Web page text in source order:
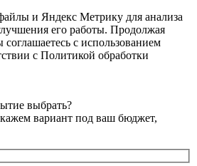
и Яндекс Метрику для анализа
его работы. Продолжая
соглашаетесь с использованием
с Политикой обработки
выбрать?
вариант под ваш бюджет,